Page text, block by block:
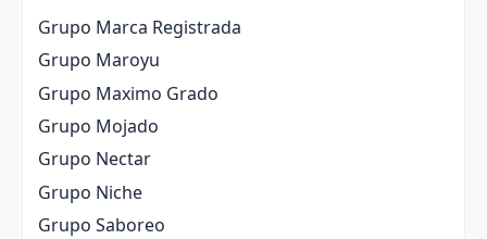
Grupo Marca Registrada
Grupo Maroyu
Grupo Maximo Grado
Grupo Mojado
Grupo Nectar
Grupo Niche
Grupo Saboreo